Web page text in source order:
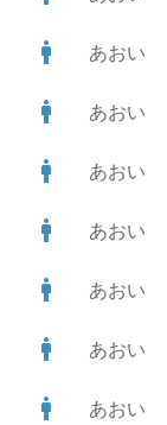
man あおい
man あおい
man あおい
man あおい
man あおい
man あおい
man あおい